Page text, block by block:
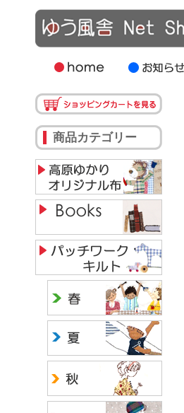
商品カテゴリー